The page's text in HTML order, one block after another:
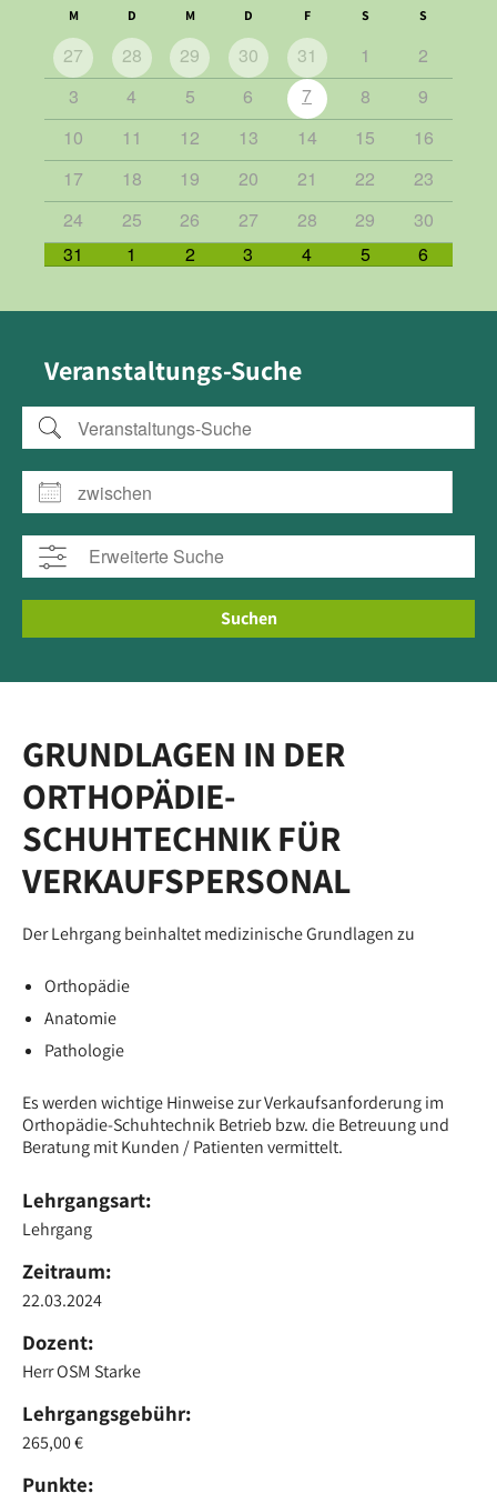
M D M D F S S
27 28 29 30 31 1
2
3
4 5 6 7 8
9
10
11 12 13 14 15
16
17
18 19 20 21 22
23
24
25 26 27 28 29
30
31
1 2 3 4 5 6
Veranstaltungs-Suche
Veranstaltungs-Suche
zwischen
Suchen
GRUNDLAGEN IN DER
ORTHOPÄDIE-
SCHUHTECHNIK FÜR
VERKAUFSPERSONAL
Der Lehrgang beinhaltet medizinische Grundlagen zu
Orthopädie
Anatomie
Pathologie
Es werden wichtige Hinweise zur Verkaufsanforderung im
Orthopädie-Schuhtechnik Betrieb bzw. die Betreuung und
Beratung mit Kunden / Patienten vermittelt.
Lehrgangsart:
Lehrgang
Zeitraum:
22.03.2024
Dozent:
Herr OSM Starke
Lehrgangsgebühr:
265,00 €
Punkte: